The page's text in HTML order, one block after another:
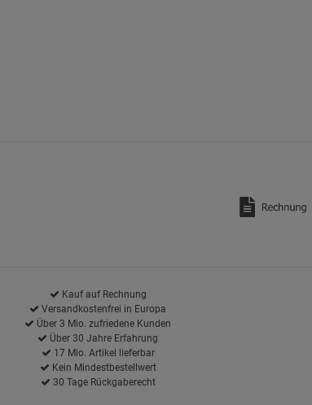
Kauf auf Rechnung
Versandkostenfrei in Europa
Über 3 Mio. zufriedene Kunden
Über 30 Jahre Erfahrung
17 Mio. Artikel lieferbar
Kein Mindestbestellwert
30 Tage Rückgaberecht